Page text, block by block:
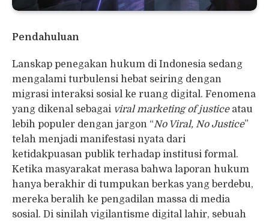
Pendahuluan
Lanskap penegakan hukum di Indonesia sedang
mengalami turbulensi hebat seiring dengan
migrasi interaksi sosial ke ruang digital. Fenomena
yang dikenal sebagai viral marketing of justiceatau
lebih populer dengan jargon “No Viral, No Justice”
telah menjadi manifestasi nyata dari
ketidakpuasan publik terhadap institusi formal.
Ketika masyarakat merasa bahwa laporan hukum
hanya berakhir di tumpukan berkas yang berdebu,
mereka beralih ke pengadilan massa di media
sosial. Di sinilah vigilantisme digital lahir, sebuah